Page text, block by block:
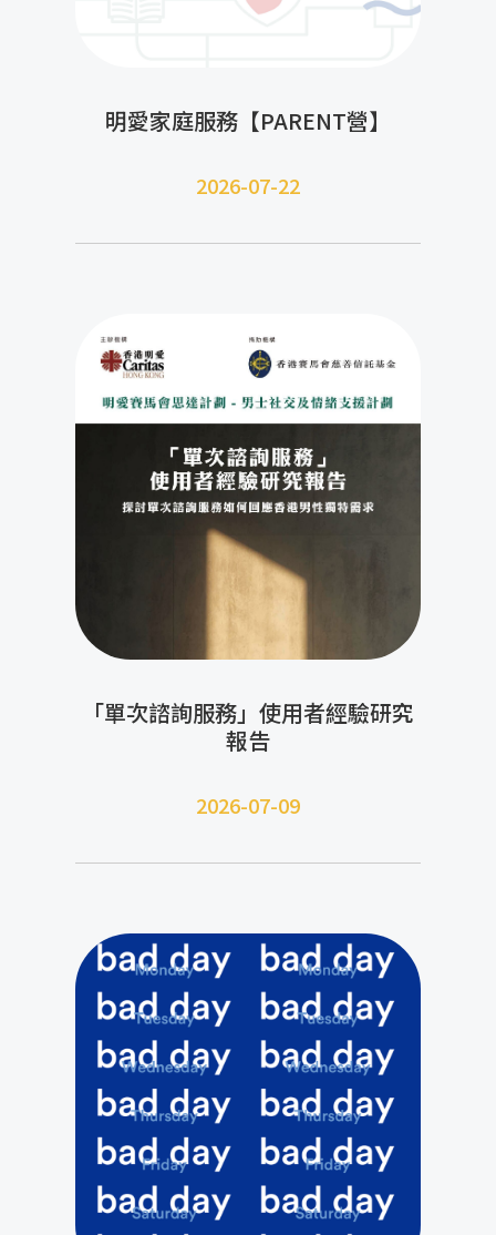
明愛家庭服務【PARENT營】
2026-07-22
「單次諮詢服務」使用者經驗研究
報告
2026-07-09